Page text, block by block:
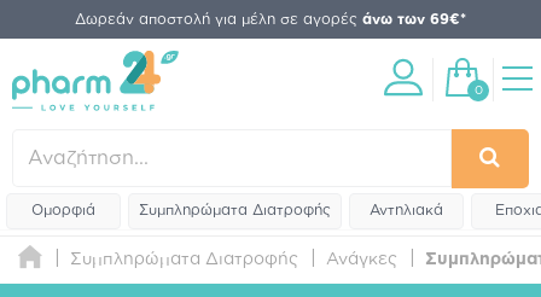
Δωρεάν αποστολή για μέλη σε αγορές άνω των 69€*
0
Ομορφιά Συμπληρώματα Διατροφής Αντηλιακά
Συμπληρώματα Διατροφής Ανάγκες